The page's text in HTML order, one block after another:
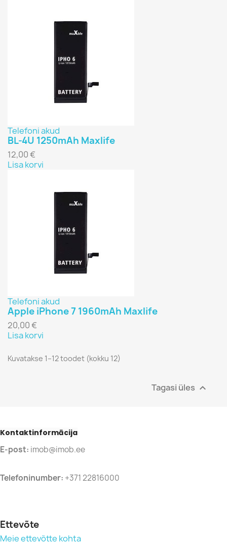
Telefoni akud
BL-4U 1250mAh Maxlife
12,00 €
Lisa korvi
Telefoni akud
Apple iPhone 7 1960mAh Maxlife
20,00 €
Lisa korvi
Kuvatakse 1–12 toodet (kokku 12)
Tagasi üles 
Kontaktinformācija
E-post: imob@imob.ee
Telefoninumber: +371 22816000
Ettevõte
Meie ettevõtte kohta